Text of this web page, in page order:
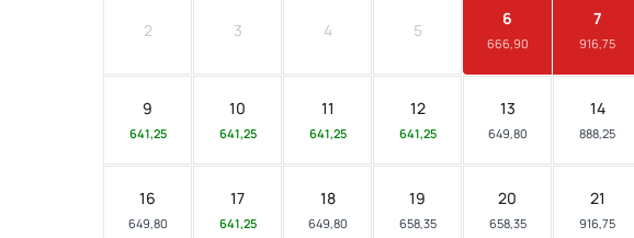
2 3 4 5
6
666,90
7
916,75
9
641,25
10
641,25
11
641,25
12
641,25
13
649,80
14
888,25
16
649,80
17
641,25
18
649,80
19
658,35
20
658,35
21
916,75